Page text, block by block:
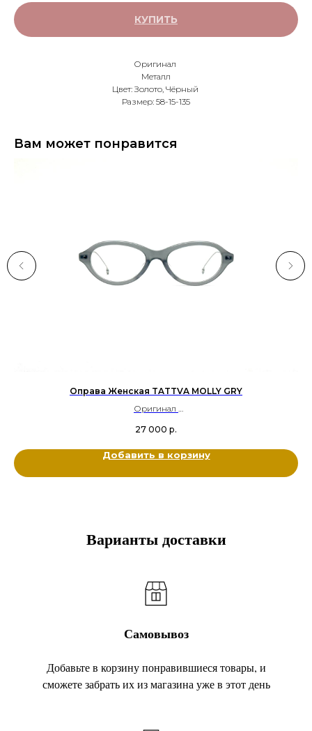
КУПИТЬ
Оригинал
Металл
Цвет: Золото, Чёрный
Размер: 58-15-135
Вам может понравится
Оправа Женская TATTVA MOLLY GRY
Оригинал
Цвет: Серый, Серебряный
27 000 р.
Добавить в корзину
Варианты доставки
Самовывоз
Добавьте в корзину понравившиеся товары, и
сможете забрать их из магазина уже в этот день